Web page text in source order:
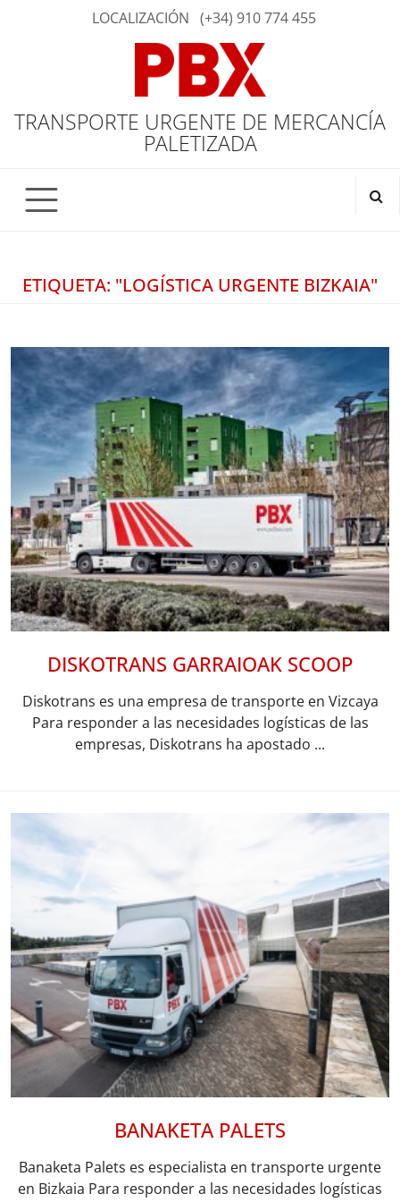
LOCALIZACIÓN (+34) 910 774 455
TRANSPORTE URGENTE DE MERCANCÍA
PALETIZADA
ETIQUETA: "LOGÍSTICA URGENTE BIZKAIA"
DISKOTRANS GARRAIOAK SCOOP
Diskotrans es una empresa de transporte en Vizcaya
Para responder a las necesidades logísticas de las
empresas, Diskotrans ha apostado ...
BANAKETA PALETS
Banaketa Palets es especialista en transporte urgente
en Bizkaia Para responder a las necesidades logísticas